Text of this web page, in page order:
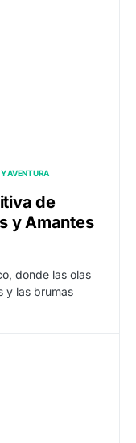
AVENTURA
de
y Amantes
donde las olas
y las brumas